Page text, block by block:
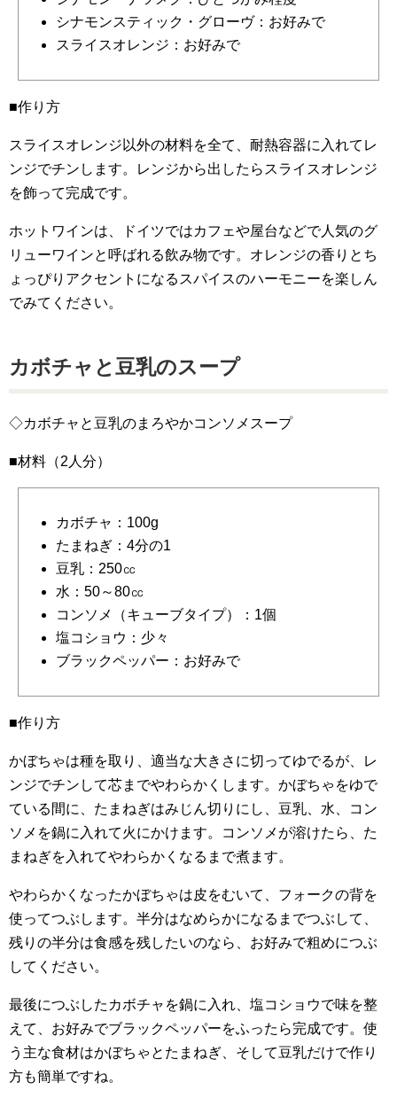
シナモンスティック・グローヴ：お好みで
スライスオレンジ：お好みで
■作り方
スライスオレンジ以外の材料を全て、耐熱容器に入れてレ
ンジでチンします。レンジから出したらスライスオレンジ
を飾って完成です。
ホットワインは、ドイツではカフェや屋台などで人気のグ
リューワインと呼ばれる飲み物です。オレンジの香りとち
ょっぴりアクセントになるスパイスのハーモニーを楽しん
でみてください。
カボチャと豆乳のスープ
◇カボチャと豆乳のまろやかコンソメスープ
■材料（2人分）
カボチャ：100g
たまねぎ：4分の1
豆乳：250㏄
水：50～80㏄
コンソメ（キューブタイプ）：1個
塩コショウ：少々
ブラックペッパー：お好みで
■作り方
かぼちゃは種を取り、適当な大きさに切ってゆでるが、レ
ンジでチンして芯までやわらかくします。かぼちゃをゆで
ている間に、たまねぎはみじん切りにし、豆乳、水、コン
ソメを鍋に入れて火にかけます。コンソメが溶けたら、た
まねぎを入れてやわらかくなるまで煮ます。
やわらかくなったかぼちゃは皮をむいて、フォークの背を
使ってつぶします。半分はなめらかになるまでつぶして、
残りの半分は食感を残したいのなら、お好みで粗めにつぶ
してください。
最後につぶしたカボチャを鍋に入れ、塩コショウで味を整
えて、お好みでブラックペッパーをふったら完成です。使
う主な食材はかぼちゃとたまねぎ、そして豆乳だけで作り
方も簡単ですね。